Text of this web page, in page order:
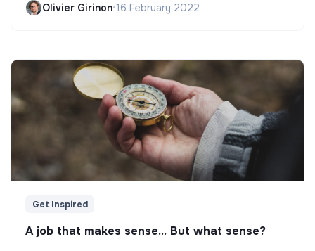
Olivier Girinon•16 February 2022
Get Inspired
A job that makes sense... But what sense?